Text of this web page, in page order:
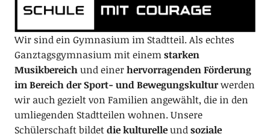
Wir sind ein Gymnasium im Stadtteil. Als echtes
Ganztagsgymnasium mit einemstarken
Musikbereichund einerhervorragenden Förderung
im Bereich der Sport- und Bewegungskulturwerden
wir auch gezielt von Familien angewählt, die in den
umliegenden Stadtteilen wohnen. Unsere
Schülerschaft bildetdie kulturelleundsoziale